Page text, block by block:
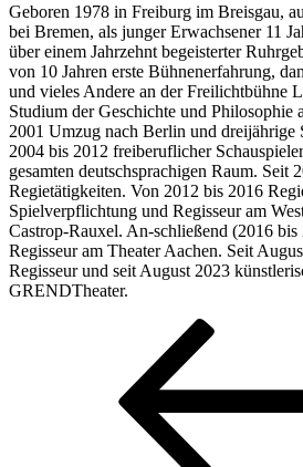
Geboren 1978 in Freiburg im Breisgau,
bei Bremen, als junger Erwachsener 11
über einem Jahrzehnt begeisterter
von 10 Jahren erste Bühnenerfahrung,
und vieles Andere an der Freilichtbühne
Studium der Geschichte und Philosophie
2001 Umzug nach Berlin und dreijährige
2004 bis 2012 freiberuflicher
gesamten deutschsprachigen Raum. Seit
Regietätigkeiten. Von 2012 bis 2016
Spielverpflichtung und Regisseur am
Castrop-Rauxel. An-schließend (2016 bis
Regisseur am Theater Aachen. Seit
Regisseur und seit August 2023
GRENDTheater.
Beitragsnavigation